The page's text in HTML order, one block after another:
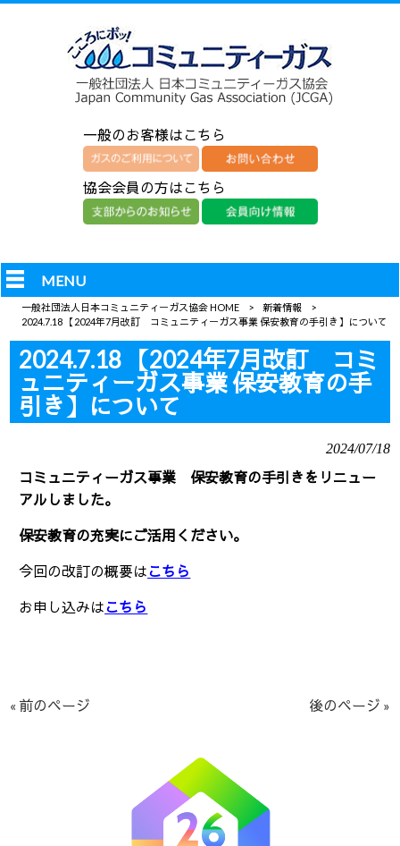
一般のお客様はこちら
協会会員の方はこちら
MENU
一般社団法人日本コミュニティーガス協会 HOME > 新着情報
>
2024.7.18 【2024年7月改訂 コミュニティーガス事業 保安教育の手引き】について
2024.7.18 【2024年7月改訂 コミ
ュニティーガス事業 保安教育の手
引き】について
2024/07/18
コミュニティーガス事業 保安教育の手引きをリニュー
アルしました。
保安教育の充実にご活用ください。
今回の改訂の概要はこちら
お申し込みはこちら
« 前のページ 後のページ »